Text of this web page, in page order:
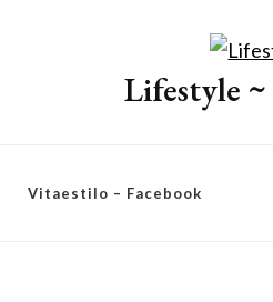
Lifestyle
Vitaestilo – Facebook